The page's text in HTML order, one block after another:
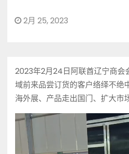
2月 25, 2023
2023年2月24日阿联酋辽宁商会
域前来品尝订货的客户络绎不绝
海外展、产品走出国门、扩大市
视